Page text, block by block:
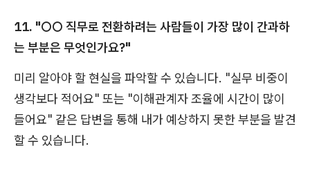
11. "○○ 직무로 전환하려는 사람들이 가장 많이 간과하
는 부분은 무엇인가요?"
미리 알아야 할 현실을 파악할 수 있습니다. "실무 비중이
생각보다 적어요" 또는 "이해관계자 조율에 시간이 많이
들어요" 같은 답변을 통해 내가 예상하지 못한 부분을 발견
할 수 있습니다.